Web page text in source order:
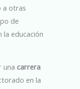
a otras
de
educación
una carrera
en la